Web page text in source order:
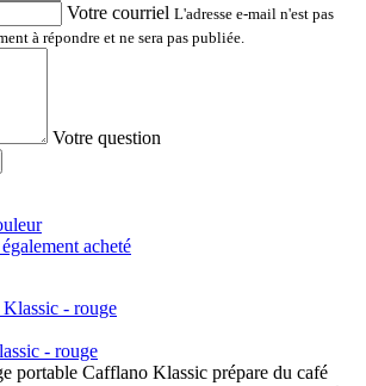
Votre courriel L'adresse e-mail n'est pas
à répondre et ne sera pas publiée.
Votre question
acheté
- rouge
portable Cafflano Klassic prépare du café